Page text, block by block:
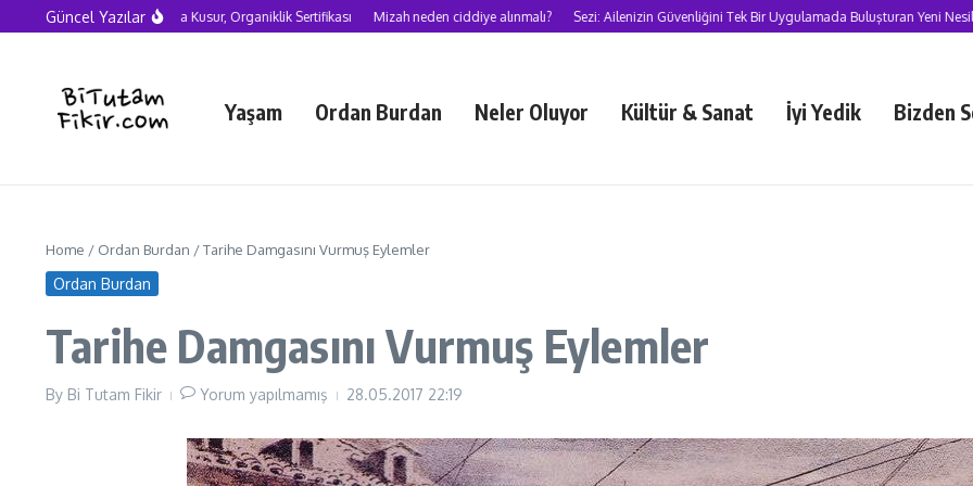
Skip to content
Güncel Yazılar
Yapay Zekâ Çağında Kusur, Organiklik Sertifikası Mizah neden ciddiye alınmalı? Sezi: Ailenizin Güvenliğini Tek Bir Uygulamada Buluşturan Yeni Nesil Süper
Yaşam Ordan Burdan Neler Oluyor Kültür & Sanat İyi Yedik Bizden
Home / Ordan Burdan /Tarihe Damgasını Vurmuş Eylemler
Ordan Burdan
Tarihe Damgasını Vurmuş Eylemler
By Bi Tutam Fikir Yorum yapılmamış 28.05.2017 22:19